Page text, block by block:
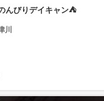
んびりデイキャン⛺️
川